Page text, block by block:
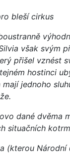
bleší cirkus
však svým
přišel vznést
hostinci
jednoho
dané dvěma
situačních
(kterou